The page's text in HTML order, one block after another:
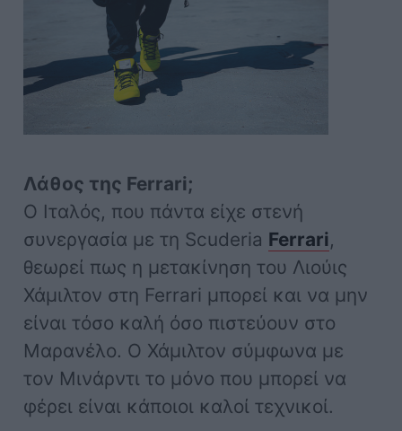
Λάθος της Ferrari;
O Ιταλός, που πάντα είχε στενή
συνεργασία με τη Scuderia Ferrari,
θεωρεί πως η μετακίνηση του Λιούις
Χάμιλτον στη Ferrari μπορεί και να μην
είναι τόσο καλή όσο πιστεύουν στο
Μαρανέλο. Ο Χάμιλτον σύμφωνα με
τον Μινάρντι το μόνο που μπορεί να
φέρει είναι κάποιοι καλοί τεχνικοί.